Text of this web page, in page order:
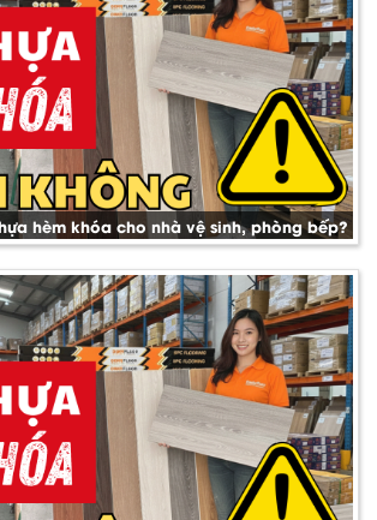
hèm khóa cho nhà vệ sinh, phòng bếp?